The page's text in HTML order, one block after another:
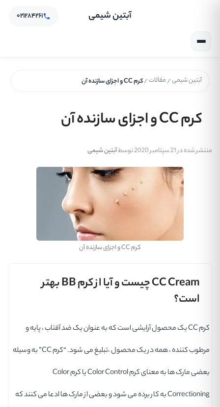
آبتین شیمی ۰۲۱۲۸۴۲۶۱
آبتین شیمی/مقالات/کرم CC و اجزای سازنده آن
کرم CC و اجزای سازنده آن
منتشر شده در 21 سپتامبر 2020 توسط آبتین شیمی
کرم CC و اجزای سازنده آن
CC Cream چیست و آیا از کرم BB بهتر
است؟
کرم CC یک محصول آرایشی است که به عنوان یک ضد آفتاب ، پایه و
مرطوب کننده ، همه در یک محصول ،تبلیغ می شود. “کرم CC” به وسیله
بعضی مارک ها به معنای کرم Color Control یا کرم Color
Correctioning به کار برده می شود و بعضی از مارک ها ادعا می کنند که